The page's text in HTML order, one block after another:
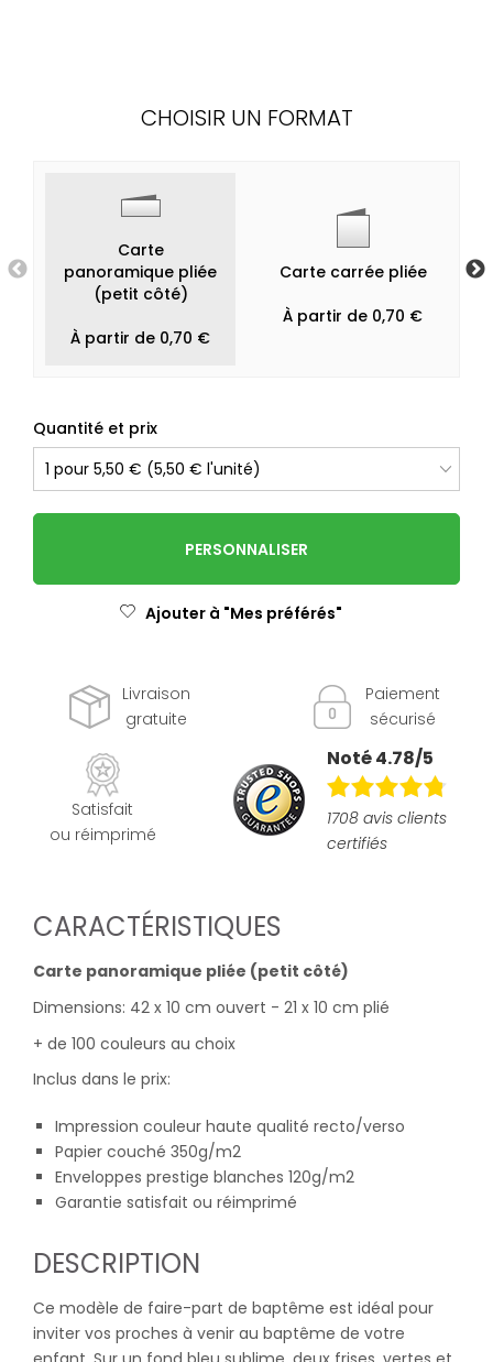
CHOISIR UN FORMAT
Carte
panoramique pliée
(petit côté)
À partir de 0,70 €
Carte carrée pliée
À partir de 0,70 €
Quantité et prix
PERSONNALISER
Ajouter à "Mes préférés"
Livraison
gratuite
Paiement
sécurisé
Satisfait
ou réimprimé
Noté 4.78/5
1708 avis clients
certifiés
CARACTÉRISTIQUES
Carte panoramique pliée (petit côté)
Dimensions: 42 x 10 cm ouvert - 21 x 10 cm plié
+ de 100 couleurs au choix
Inclus dans le prix:
Impression couleur haute qualité recto/verso
Papier couché 350g/m2
Enveloppes prestige blanches 120g/m2
Garantie satisfait ou réimprimé
DESCRIPTION
Ce modèle de faire-part de baptême est idéal pour
inviter vos proches à venir au baptême de votre